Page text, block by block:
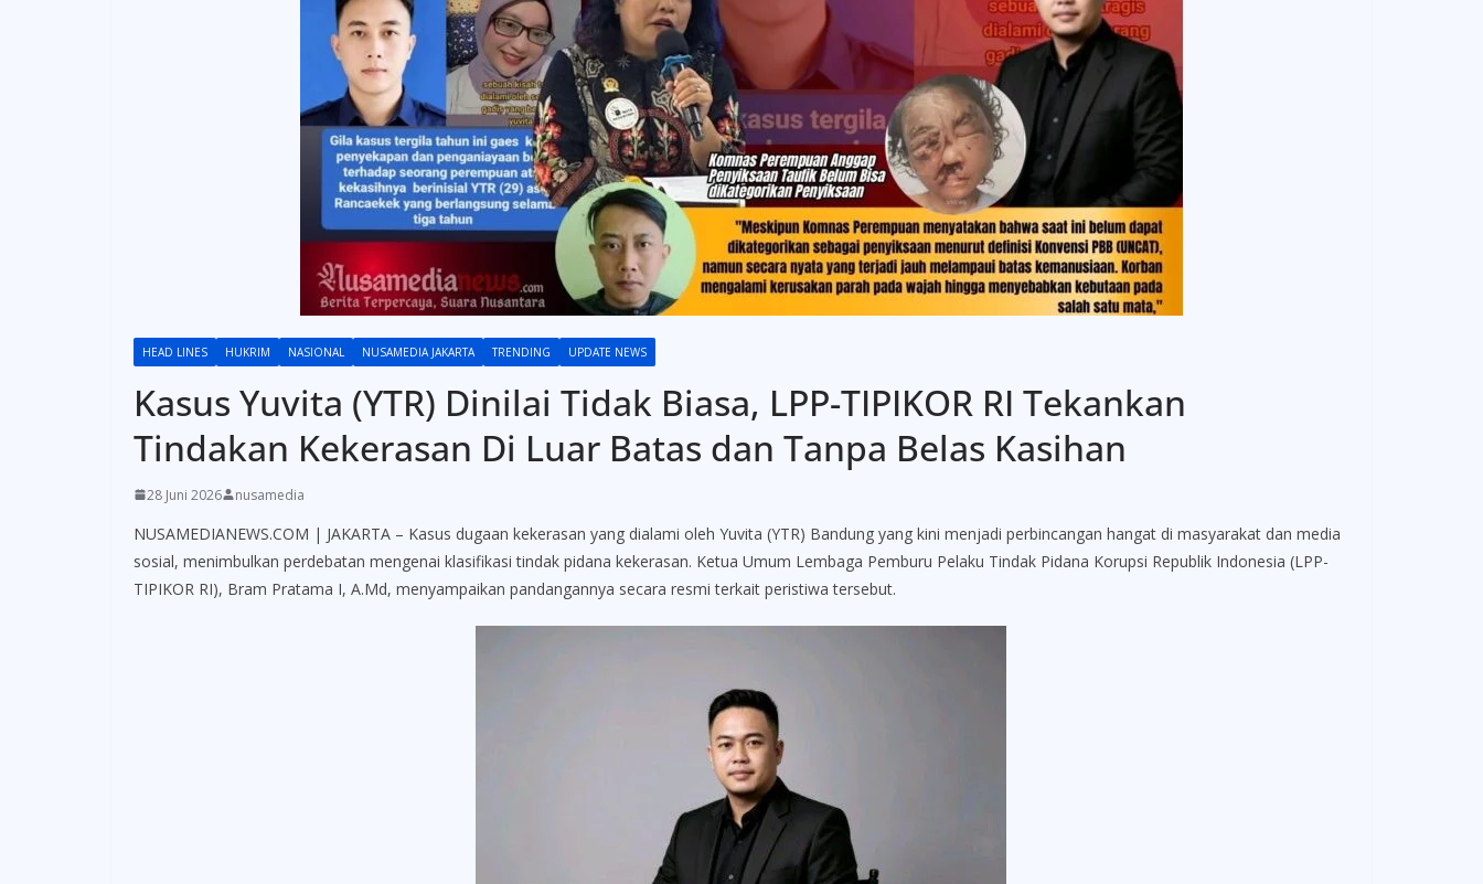
HEAD LINES HUKRIM NASIONAL NUSAMEDIA JAKARTA TRENDING UPDATE NEWS
Kasus Yuvita (YTR) Dinilai Tidak Biasa, LPP-TIPIKOR RI Tekankan
Tindakan Kekerasan Di Luar Batas dan Tanpa Belas Kasihan
28 Juni 2026 nusamedia
NUSAMEDIANEWS.COM | JAKARTA – Kasus dugaan kekerasan yang dialami oleh Yuvita (YTR) Bandung yang kini menjadi perbincangan hangat di masyarakat dan media
sosial, menimbulkan perdebatan mengenai klasifikasi tindak pidana kekerasan. Ketua Umum Lembaga Pemburu Pelaku Tindak Pidana Korupsi Republik Indonesia (LPP-
TIPIKOR RI), Bram Pratama I, A.Md, menyampaikan pandangannya secara resmi terkait peristiwa tersebut.